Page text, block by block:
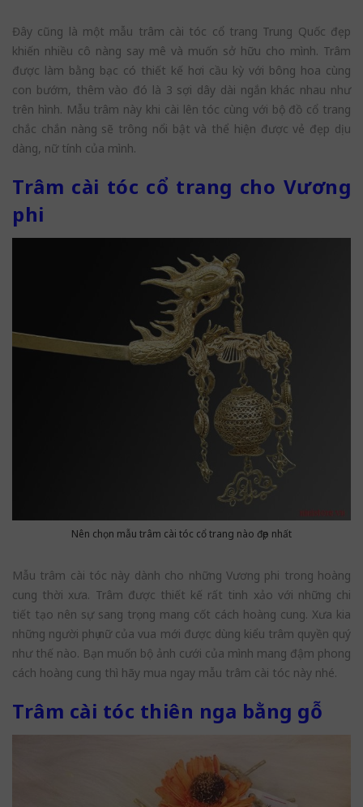
Đây cũng là một mẫu trâm cài tóc cổ trang Trung Quốc đẹp
khiến nhiều cô nàng say mê và muốn sở hữu cho mình. Trâm
được làm bằng bạc có thiết kế hơi cầu kỳ với bông hoa cùng
con bướm, thêm vào đó là 3 sợi dây dài ngắn khác nhau như
trên hình. Mẫu trâm này khi cài lên tóc cùng với bộ đồ cổ trang
chắc chắn nàng sẽ trông nổi bật và thể hiện được vẻ đẹp dịu
dàng, nữ tính của mình.
Trâm cài tóc cổ trang cho Vương
phi
Nên chọn mẫu trâm cài tóc cổ trang nào đẹp nhất
Mẫu trâm cài tóc này dành cho những Vương phi trong hoàng
cung thời xưa. Trâm được thiết kế rất tinh xảo với những chi
tiết tạo nên sự sang trọng mang cốt cách hoàng cung. Xưa kia
những người phụ nữ của vua mới được dùng kiểu trâm quyền quý
như thế nào. Bạn muốn bộ ảnh cưới của mình mang đậm phong
cách hoàng cung thì hãy mua ngay mẫu trâm cài tóc này nhé.
Trâm cài tóc thiên nga bằng gỗ